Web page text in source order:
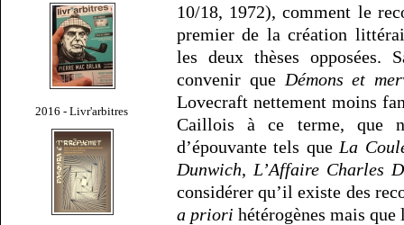
2016 - Livr'arbitres
10/18, 1972), comment le
premier de la création
les deux thèses opposées.
convenir que Démons et
Lovecraft nettement moins
Caillois à ce terme, que
d’épouvante tels que La
Dunwich, L’Affaire Charles
considérer qu’il existe des
a priori hétérogènes mais